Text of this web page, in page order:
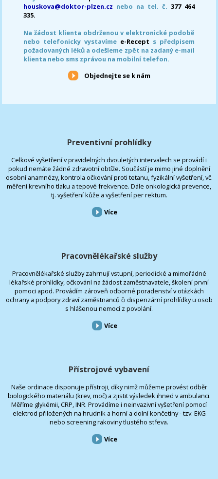
houskova@doktor-plzen.cz nebo na tel. č. 377 464
335.
Na žádost klienta obdrženou v elektronické podobě
nebo telefonicky vystavíme e-Recept s předpisem
požadovaných léků a odešleme zpět na zadaný e-mail
klienta nebo sms zprávou na mobilní telefon.
Objednejte se k nám
Preventivní prohlídky
Celkové vyšetření v pravidelných dvouletých intervalech se provádí i
pokud nemáte žádné zdravotní obtíže. Součástí je mimo jiné doplnění
osobní anamnézy, kontrola očkování proti tetanu, fyzikální vyšetření, vč.
měření krevního tlaku a tepové frekvence. Dále onkologická prevence,
tj. vyšetření kůže a vyšetření per rektum.
Více
Pracovnělékařské služby
Pracovnělékařské služby zahrnují vstupní, periodické a mimořádné
lékařské prohlídky, očkování na žádost zaměstnavatele, školení první
pomoci apod. Provádím zároveň odborné poradenství v otázkách
ochrany a podpory zdraví zaměstnanců či dispenzární prohlídky u osob
s hlášenou nemocí z povolání.
Více
Přístrojové vybavení
Naše ordinace disponuje přístroji, díky nimž můžeme provést odběr
biologického materiálu (krev, moč) a zjistit výsledek ihned v ambulanci.
Měříme glykémii, CRP, INR. Provádíme i neinvazivní vyšetření pomocí
elektrod přiložených na hrudník a horní a dolní končetiny - tzv. EKG
nebo screening rakoviny tlustého střeva.
Více